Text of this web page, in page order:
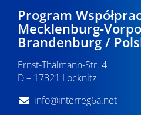
Program
Mecklenburg-
Brandenburg /
Ernst-Thälmann-Str. 4
D – 17321 Löcknitz
info@interreg6a.net